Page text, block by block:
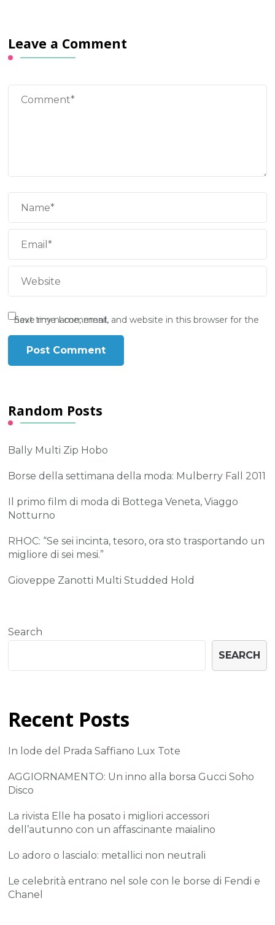
Leave a Comment
Save my name, email, and website in this browser for the next time I comment.
Random Posts
Bally Multi Zip Hobo
Borse della settimana della moda: Mulberry Fall 2011
Il primo film di moda di Bottega Veneta, Viaggo
Notturno
RHOC: “Se sei incinta, tesoro, ora sto trasportando un
migliore di sei mesi.”
Gioveppe Zanotti Multi Studded Hold
Search
SEARCH
Recent Posts
In lode del Prada Saffiano Lux Tote
AGGIORNAMENTO: Un inno alla borsa Gucci Soho
Disco
La rivista Elle ha posato i migliori accessori
dell’autunno con un affascinante maialino
Lo adoro o lascialo: metallici non neutrali
Le celebrità entrano nel sole con le borse di Fendi e
Chanel